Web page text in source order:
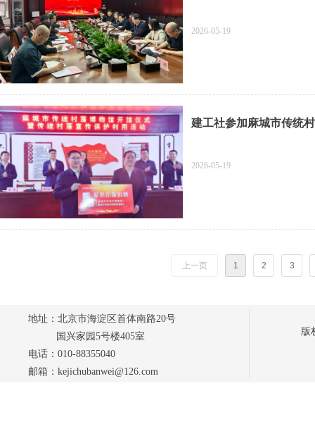
2026-05-19
建工社参加麻城市传统
2026-05-19
上一页 1 2 3
版
地址：北京市海淀区首体南路20号
国兴家园5号楼405室
电话：010-88355040
邮箱：kejichubanwei@126.com